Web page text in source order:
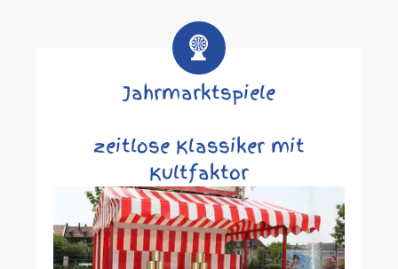
Jahrmarktspiele
zeitlose Klassiker mit
Kultfaktor